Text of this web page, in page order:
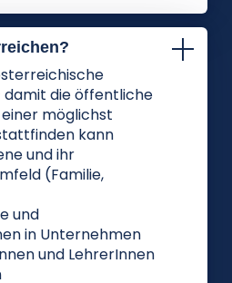
damit die öffentliche
einer möglichst
kann
und ihr
(Familie,
und
in Unternehmen
und LehrerInnen